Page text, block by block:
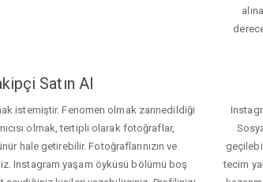
Satın Al
istemiştir. Fenomen olmak zannedildiği
olmak, tertipli olarak fotoğraflar,
hale getirebilir. Fotoğraflarınızın ve
Instagram yaşam öyküsü bölümü boş
tecim